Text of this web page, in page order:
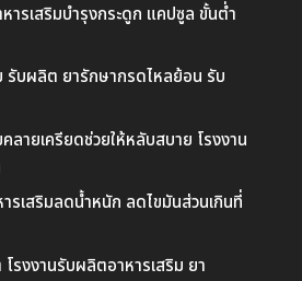
รเสริมบำรุงกระดูก แคปซูล ขั้นต่ำ
รับผลิต ยารักษากรดไหลย้อน รับ
ลายเครียดช่วยให้หลับสบาย โรงงาน
รเสริมลดน้ำหนัก ลดไขมันส่วนเกินที่
รงงานรับผลิตอาหารเสริม ยา